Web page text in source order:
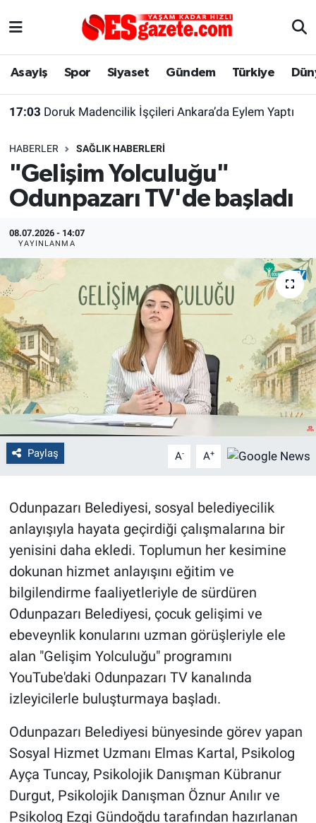
Asayiş Spor Siyaset Gündem Türkiye
17:03 Doruk Madencilik İşçileri Ankara’da Eylem Yaptı
HABERLER SAĞLIK HABERLERI
"Gelişim Yolculuğu"
Odunpazarı TV'de başladı
08.07.2026 - 14:07
YAYINLANMA
Paylaş A- A+
Odunpazarı Belediyesi, sosyal belediyecilik
anlayışıyla hayata geçirdiği çalışmalarına bir
yenisini daha ekledi. Toplumun her kesimine
dokunan hizmet anlayışını eğitim ve
bilgilendirme faaliyetleriyle de sürdüren
Odunpazarı Belediyesi, çocuk gelişimi ve
ebeveynlik konularını uzman görüşleriyle ele
alan "Gelişim Yolculuğu" programını
YouTube'daki Odunpazarı TV kanalında
izleyicilerle buluşturmaya başladı.
Odunpazarı Belediyesi bünyesinde görev yapan
Sosyal Hizmet Uzmanı Elmas Kartal, Psikolog
Ayça Tuncay, Psikolojik Danışman Kübranur
Durgut, Psikolojik Danışman Öznur Anılır ve
Psikolog Ezgi Gündoğdu tarafından hazırlanan
Asayiş
Gündem
Türkiye
Dünya
Sağlık
Alış-Veriş/İş dünyası
Yaşam
Eskişehirspor Arşivi
Eskişehir Arşivi
Röportaj
Ekonomi
Kültür Sanat
Politika
Bilecik
Kütahya
Gezi
Çevre
Yerel
Magazin
Bilim ve Teknoloji
Eskişehir Nöbetçi Eczaneler
Süper Lig Puan Durumu ve Fikstür
Tüm Manşetler
Son Dakika Haberleri
Haber Arşivi